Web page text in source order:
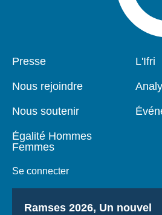
Pied
Presse
Nous rejoindre
Nous soutenir
Égalité Hommes
Femmes
Se connecter
L'Ifri
Titre
Ramses 2026, Un nouvel